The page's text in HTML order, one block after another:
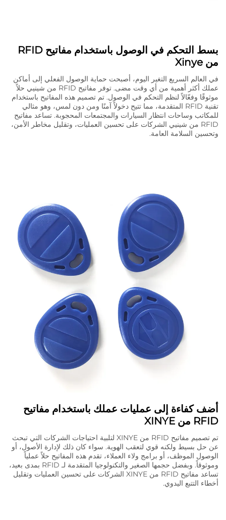
بسط التحكم في الوصول باستخدام مفاتيح RFID
من Xinye
في العالم السريع التغير اليوم، أصبحت حماية الوصول الفعلي إلى أماكن
عملك أكثر أهمية من أي وقت مضى. توفر مفاتيح RFID من شينيي حلاً
موثوقًا وفعّالاً لنظم التحكم في الوصول. تم تصميم هذه المفاتيح باستخدام
تقنية RFID المتقدمة، مما تتيح دخولاً آمنًا ومن دون لمس، وهو مثالي
للمكاتب وساحات انتظار السيارات والمجتمعات المحجوبة. تساعد مفاتيح
RFID من شينيي الشركات على تحسين العمليات، وتقليل مخاطر الأمن،
وتحسين السلامة العامة.
أضف كفاءة إلى عمليات عملك باستخدام مفاتيح
RFID من XINYE
تم تصميم مفاتيح RFID من XINYE لتلبية احتياجات الشركات التي تبحث
عن حل بسيط ولكنه قوي لتعقب الهوية. سواء كان ذلك لإدارة الأصول، أو
الوصول الموظف، أو برامج ولاء العملاء، تقدم هذه المفاتيح حلاً عملياً
وموثوقاً. وبفضل حجمها الصغير والتكنولوجيا المتقدمة لـ RFID بمدى بعيد،
تساعد مفاتيح RFID من XINYE الشركات على تحسين العمليات وتقليل
أخطاء التتبع اليدوي.